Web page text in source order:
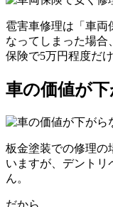
雹害車修理は「車両
なってしまった場合
保険で5万円程度だ
車の価値が
板金塗装での修理の
いますが、デントリ
ん。
だから